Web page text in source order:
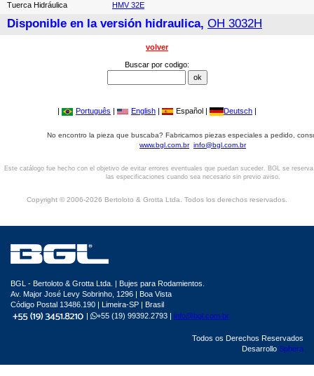
Tuerca Hidráulica
HMV 32E
Disponible en la versión hidraulica, OH 3032H
volver
Buscar por codigo:
| Português | English | Español | Deutsch |
No encontro la pieza que buscaba? Fabricamos piezas especiales a pedido,
www.bgl.com.br info@bgl.com.br
Este catálogo fue hecho con el objetivo de evitar errores eventuales que puedan suceder. BGL se
las especificaciones cuando sea necesario sin previo aviso.
Copyright © 2006-2026 Bertoloto & Grotta Ltda. Todos los derechos reservados.
BGL - Bertoloto & Grotta Ltda. | Bujes para Rodamientos.
Av. Major José Levy Sobrinho, 1296 | Boa Vista
Código Postal 13486.190 | Limeira-SP | Brasil
|
+55 (19) 99392.2793 | info@bgl.com.br
Todos os Derechos Reservados
Desarrollo Sphera